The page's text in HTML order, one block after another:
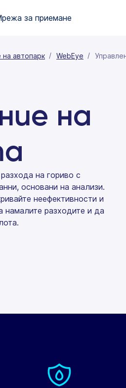
за приемане
на автопарк WebEye
на
на гориво с
основани на анализи.
неефективности и
намалите разходите и да